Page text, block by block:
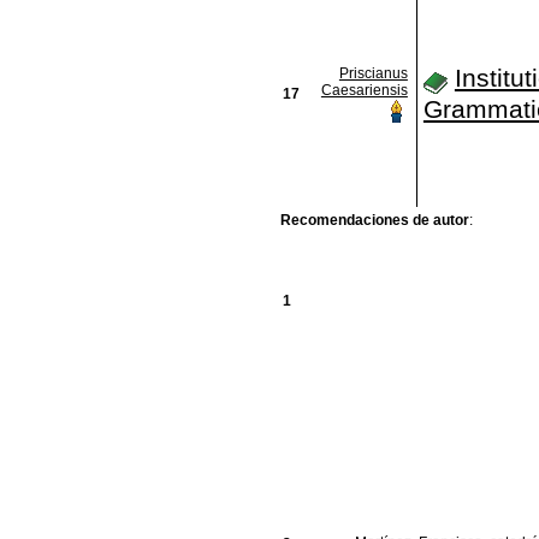
17
Priscianus
Caesariensis
Recomendaciones de autor:
1